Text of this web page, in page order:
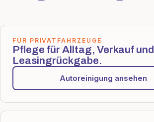
FÜR PRIVATFAHRZEUGE
Pflege für Alltag, Verkauf und
Leasingrückgabe.
Autoreinigung ansehen